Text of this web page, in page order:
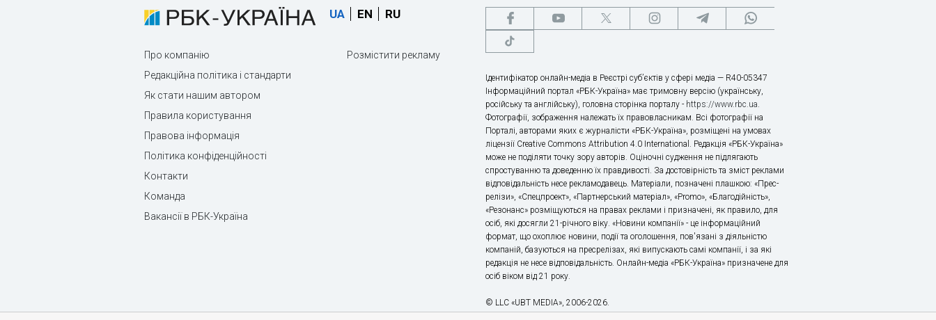
UA EN RU
Про компанію
Редакційна політика і стандарти
Як стати нашим автором
Правила користування
Правова інформація
Політика конфіденційності
Контакти
Команда
Вакансії в РБК-Україна
Розмістити рекламу
Ідентифікатор онлайн-медіа в Реєстрі суб’єктів у сфері медіа — R40-05347
Інформаційний портал «РБК-Україна» має тримовну версію (українську,
російську та англійську), головна сторінка порталу - https://www.rbc.ua.
Фотографії, зображення належать їх правовласникам. Всі фотографії на
Порталі, авторами яких є журналісти «РБК-Україна», розміщені на умовах
ліцензії Creative Commons Attribution 4.0 International. Редакція «РБК-Україна»
може не поділяти точку зору авторів. Оціночні судження не підлягають
спростуванню та доведенню їх правдивості. За достовірність та зміст реклами
відповідальність несе рекламодавець. Матеріали, позначені плашкою: «Прес-
релізи», «Спецпроект», «Партнерський матеріал», «Promo», «Благодійність»,
«Резонанс» розміщуються на правах реклами і призначені, як правило, для
осіб, які досягли 21-річного віку. «Новини компанії» - це інформаційний
формат, що охоплює новини, події та оголошення, пов'язані з діяльністю
компаній, базуються на пресрелізах, які випускають самі компанії, і за які
редакція не несе відповідальність. Онлайн-медіа «РБК-Україна» призначене для
осіб віком від 21 року.
© LLC «UBT MEDIA», 2006-2026.